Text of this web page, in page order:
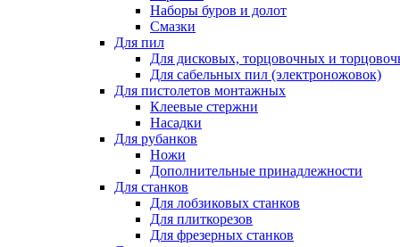
Наборы буров и долот
Смазки
Для пил
Для дисковых, торцовочных и
Для сабельных пил (электроножовок)
Для пистолетов монтажных
Клеевые стержни
Насадки
Для рубанков
Ножи
Дополнительные принадлежности
Для станков
Для лобзиковых станков
Для плиткорезов
Для фрезерных станков